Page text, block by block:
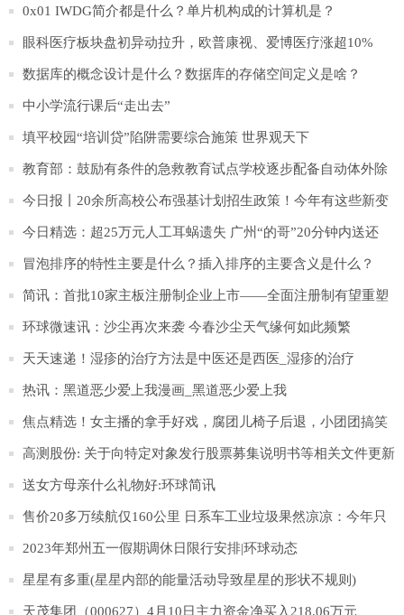
所“托” 每日热门
0x01 IWDG简介都是什么？单片机构成的计算机是？
眼科医疗板块盘初异动拉升，欧普康视、爱博医疗涨超10%
数据库的概念设计是什么？数据库的存储空间定义是啥？
中小学流行课后“走出去”
填平校园“培训贷”陷阱需要综合施策 世界观天下
教育部：鼓励有条件的急救教育试点学校逐步配备自动体外除
颤器_世界快播
今日报丨20余所高校公布强基计划招生政策！今年有这些新变
化
今日精选：超25万元人工耳蜗遗失 广州“的哥”20分钟内送还
冒泡排序的特性主要是什么？插入排序的主要含义是什么？
简讯：首批10家主板注册制企业上市——全面注册制有望重塑
资本市场生态
环球微速讯：沙尘再次来袭 今春沙尘天气缘何如此频繁
天天速递！湿疹的治疗方法是中医还是西医_湿疹的治疗
热讯：黑道恶少爱上我漫画_黑道恶少爱上我
焦点精选！女主播的拿手好戏，腐团儿椅子后退，小团团搞笑
搞怪，那沫子呢？
高测股份: 关于向特定对象发行股票募集说明书等相关文件更新
财务数据的提示性公告
送女方母亲什么礼物好:环球简讯
售价20多万续航仅160公里 日系车工业垃圾果然凉凉：今年只
卖出15辆|今日聚焦
2023年郑州五一假期调休日限行安排|环球动态
星星有多重(星星内部的能量活动导致星星的形状不规则)
天茂集团（000627）4月10日主力资金净买入218.06万元